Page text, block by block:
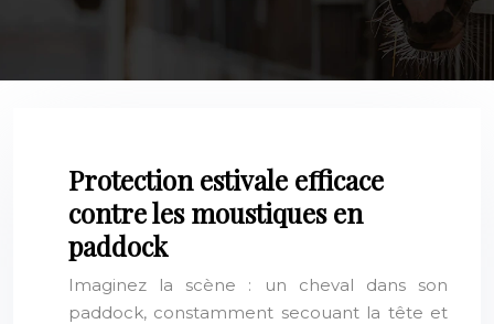
Protection estivale efficace
contre les moustiques en
paddock
Imaginez la scène : un cheval dans son
paddock, constamment secouant la tête et